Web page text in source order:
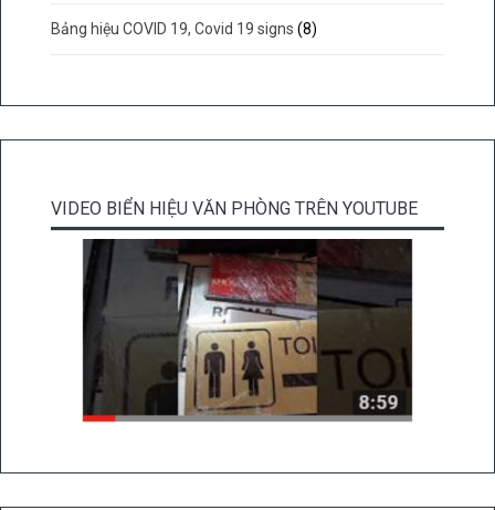
Bảng hiệu COVID 19, Covid 19 signs (8)
VIDEO BIỂN HIỆU VĂN PHÒNG TRÊN YOUTUBE